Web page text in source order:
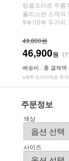
링클프리로 주름
폴리스판 소재의
9부/10부 두가지
49,800원
46,900원
배송비 : 총 결제액
※제주/도서지역은 추
주문정보
색상
사이즈